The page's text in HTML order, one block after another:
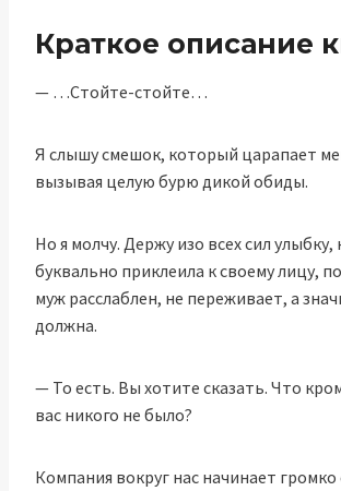
Краткое описание
— …Стойте-стойте…
Я слышу смешок, который царапает
вызывая целую бурю дикой обиды.
Но я молчу. Держу изо всех сил
буквально приклеила к своему лицу,
муж расслаблен, не переживает, а
должна.
— То есть. Вы хотите сказать. Что
вас никого не было?
Компания вокруг нас начинает громко